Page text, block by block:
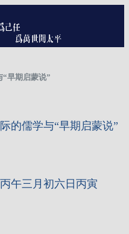
“早期启蒙说”
的儒学与“早期启蒙说”
午三月初六日丙寅